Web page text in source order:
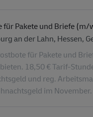
für Pakete und Briefe (m/
an der Lahn, Hessen,
für Pakete und
18,50 € Tarif-
und reg.
im